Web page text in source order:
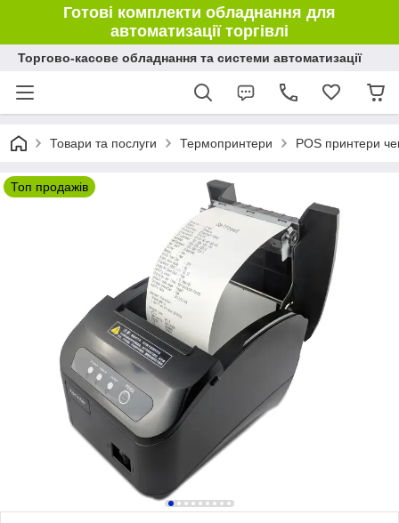
Готові комплекти обладнання для
автоматизації торгівлі
Торгово-касове обладнання та системи автоматизації
Товари та послуги Термопринтери POS принтери
Топ продажів